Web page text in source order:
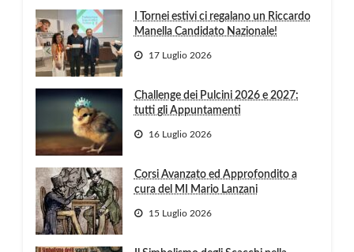
I Tornei estivi ci regalano un Riccardo
Manella Candidato Nazionale!
17 Luglio 2026
Challenge dei Pulcini 2026 e 2027:
tutti gli Appuntamenti
16 Luglio 2026
Corsi Avanzato ed Approfondito a
cura del MI Mario Lanzani
15 Luglio 2026